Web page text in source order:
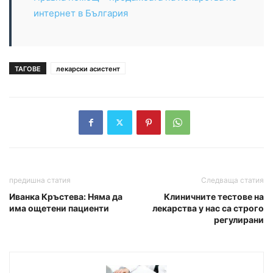
интернет в България
ТАГОВЕ лекарски асистент
предишна статия
Иванка Кръстева: Няма да
има ощетени пациенти
Следваща статия
Клиничните тестове на
лекарства у нас са строго
регулирани